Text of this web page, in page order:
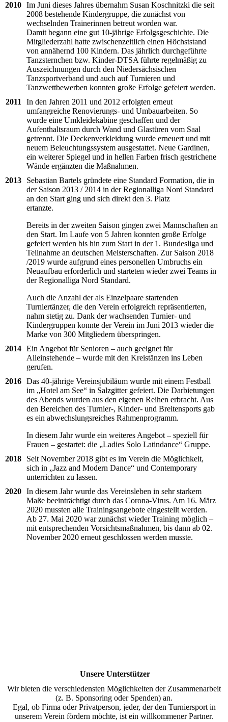
2010 Im Juni dieses Jahres übernahm Susan Koschnitzki die seit
2008 bestehende Kindergruppe, die zunächst von
wechselnden Trainerinnen betreut worden war.
Damit begann eine gut 10-jährige Erfolgsgeschichte. Die
Mitgliederzahl hatte zwischenzeitlich einen Höchststand
von annähernd 100 Kindern. Das jährlich durchgeführte
Tanzsternchen bzw. Kinder-DTSA führte regelmäßig zu
Auszeichnungen durch den Niedersächsischen
Tanzsportverband und auch auf Turnieren und
Tanzwettbewerben konnten große Erfolge gefeiert werden.
2011
In den Jahren 2011 und 2012 erfolgten erneut
umfangreiche Renovierungs- und Umbauarbeiten. So
wurde eine Umkleidekabine geschaffen und der
Aufenthaltsraum durch Wand und Glastüren vom Saal
getrennt. Die Deckenverkleidung wurde erneuert und mit
neuem Beleuchtungssystem ausgestattet. Neue Gardinen,
ein weiterer Spiegel und in hellen Farben frisch gestrichene
Wände ergänzten die Maßnahmen.
2013
Sebastian Bartels gründete eine Standard Formation, die in
der Saison 2013 / 2014 in der Regionalliga Nord Standard
an den Start ging und sich direkt den 3. Platz
ertanzte.
Bereits in der zweiten Saison gingen zwei Mannschaften an
den Start. Im Laufe von 5 Jahren konnten große Erfolge
gefeiert werden bis hin zum Start in der 1. Bundesliga und
Teilnahme an deutschen Meisterschaften. Zur Saison 2018
/2019 wurde aufgrund eines personellen Umbruchs ein
Neuaufbau erforderlich und starteten wieder zwei Teams in
der Regionalliga Nord Standard.
Auch die Anzahl der als Einzelpaare startenden
Turniertänzer, die den Verein erfolgreich repräsentierten,
nahm stetig zu. Dank der wachsenden Turnier- und
Kindergruppen konnte der Verein im Juni 2013 wieder die
Marke von 300 Mitgliedern überspringen.
2014 Ein Angebot für Senioren – auch geeignet für
Alleinstehende – wurde mit den Kreistänzen ins Leben
gerufen.
2016 Das 40-jährige Vereinsjubiläum wurde mit einem Festball
im „Hotel am See“ in Salzgitter gefeiert. Die Darbietungen
des Abends wurden aus den eigenen Reihen erbracht. Aus
den Bereichen des Turnier-, Kinder- und Breitensports gab
es ein abwechslungsreiches Rahmenprogramm.
In diesem Jahr wurde ein weiteres Angebot – speziell für
Frauen – gestartet: die „Ladies Solo Latindance“ Gruppe.
2018
Seit November 2018 gibt es im Verein die Möglichkeit,
sich in „Jazz and Modern Dance“ und Contemporary
unterrichten zu lassen.
2020 In diesem Jahr wurde das Vereinsleben in sehr starkem
Maße beeinträchtigt durch das Corona-Virus. Am 16. März
2020 mussten alle Trainingsangebote eingestellt werden.
Ab 27. Mai 2020 war zunächst wieder Training möglich –
mit entsprechenden Vorsichtsmaßnahmen, bis dann ab 02.
November 2020 erneut geschlossen werden musste.
Unsere Unterstützer
Wir bieten die verschiedensten Möglichkeiten der Zusammenarbeit
(z. B. Sponsoring oder Spenden) an.
Egal, ob Firma oder Privatperson, jeder, der den Turniersport in
unserem Verein fördern möchte, ist ein willkommener Partner.